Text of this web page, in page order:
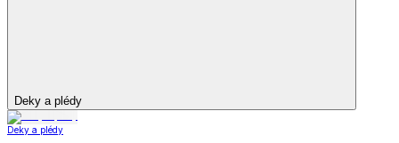
Deky a plédy
Deky a plédy